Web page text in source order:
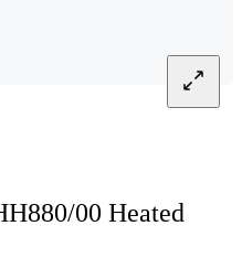
00 Heated